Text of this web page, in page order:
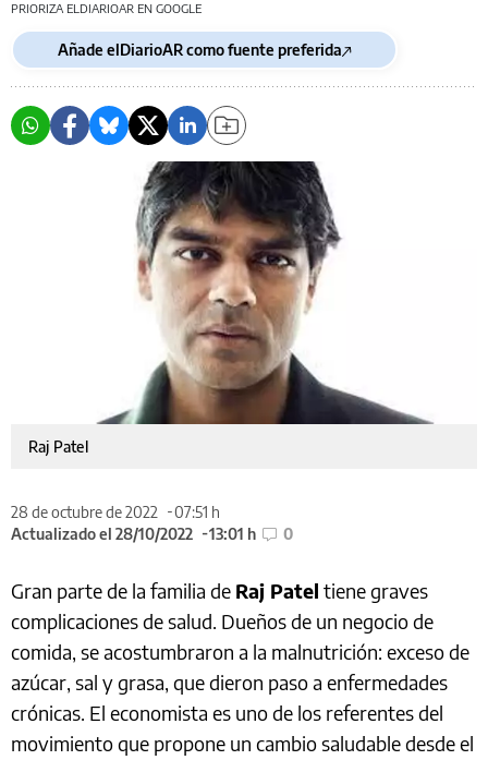
PRIORIZA ELDIARIOAR EN GOOGLE
Añade elDiarioAR como fuente preferida
Raj Patel
28 de octubre de 2022
07:51 h
Actualizado el 28/10/2022
13:01 h 0
Gran parte de la familia de Raj Patel tiene graves
complicaciones de salud. Dueños de un negocio de
comida, se acostumbraron a la malnutrición: exceso de
azúcar, sal y grasa, que dieron paso a enfermedades
crónicas. El economista es uno de los referentes del
movimiento que propone un cambio saludable desde el